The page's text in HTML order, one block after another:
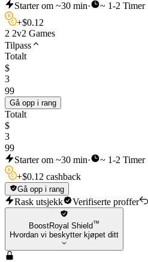
Starter om ~30 min·
~ 1-2 Timer
+$0.12
2 2v2 Games
Tilpass
Totalt
$
3
99
Gå opp i rang
Totalt
$
3
99
Starter om ~30 min·
~ 1-2 Timer
+$0.12 cashback
Gå opp i rang
Rask utsjekk Verifiserte proffer
BoostRoyal Shield™
Hvordan vi beskytter kjøpet ditt